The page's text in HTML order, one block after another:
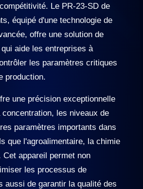
Le PR-23-SD de
équipé d'une technologie de
offre une solution de
aide les entreprises à
les paramètres critiques
production.
une précision exceptionnelle
les niveaux de
paramètres importants dans
que l'agroalimentaire, la chimie
Cet appareil permet non
les processus de
aussi de garantir la qualité des